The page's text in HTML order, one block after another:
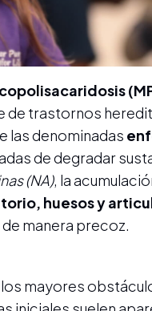
de trastornos
las denominadas
de degradar
(NA), la
huesos y
manera precoz.
mayores